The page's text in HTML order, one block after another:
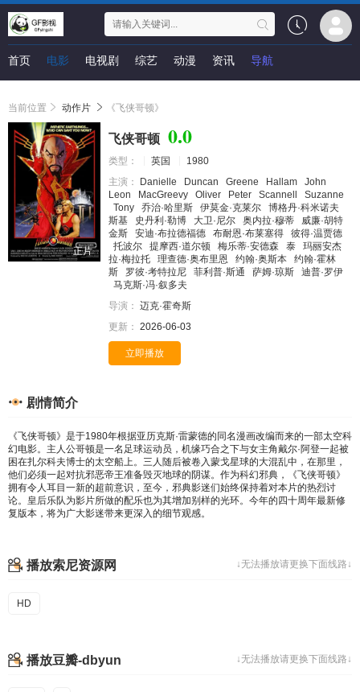
首页 电影 电视剧 综艺 动漫 资讯 导航
当前位置 动作片 《飞侠哥顿》
正片
飞侠哥顿 0.0
类型： 英国
1980
主演：
Danielle Duncan Greene Hallam
John
Leon
MacGreevy Oliver Peter Scannell
Suzanne
Tony
乔治·哈里斯 伊莫金·克莱尔
博格丹·科米诺夫
斯基
史丹利·勒博 大卫·尼尔 奥内拉·穆蒂
威廉·胡特
金斯
安迪·布拉德福德 布耐恩·布莱塞得
彼得·温贾德
托波尔
提摩西·道尔顿 梅乐蒂·安德森 泰
玛丽安杰
拉·梅拉托
理查德·奥布里恩 约翰·奥斯本
约翰·霍林
斯
罗彼·考特拉尼 菲利普·斯通 萨姆·琼斯
迪普·罗伊
马克斯·冯·叙多夫
导演： 迈克·霍奇斯
更新： 2026-06-03
立即播放
剧情简介
《飞侠哥顿》是于1980年根据亚历克斯·雷蒙德的同名漫画改编而来的一部太空科
幻电影。主人公哥顿是一名足球运动员，机缘巧合之下与女主角戴尔·阿登一起被
困在扎尔科夫博士的太空船上。三人随后被卷入蒙戈星球的大混乱中，在那里，
他们必须一起对抗邪恶帝王准备毁灭地球的阴谋。作为科幻邪典，《飞侠哥顿》
拥有令人耳目一新的超前意识，至今，邪典影迷们始终保持着对本片的热烈讨
论。皇后乐队为影片所做的配乐也为其增加别样的光环。今年的四十周年最新修
复版本，将为广大影迷带来更深入的细节观感。
↓无法播放请更换下面线路↓
播放索尼资源网
HD
↓无法播放请更换下面线路↓
播放豆瓣-dbyun